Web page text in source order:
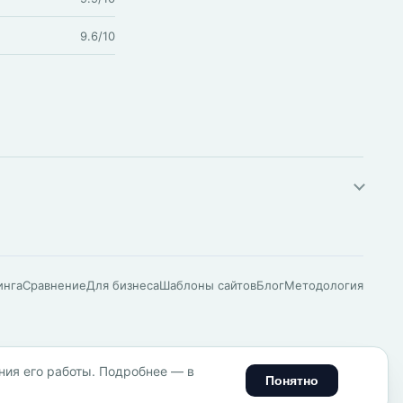
9.6/10
СравнениеДля бизнесаШаблоны сайтовБлогМетодология
Пользовательское соглашение
его работы. Подробнее — в
Понятно